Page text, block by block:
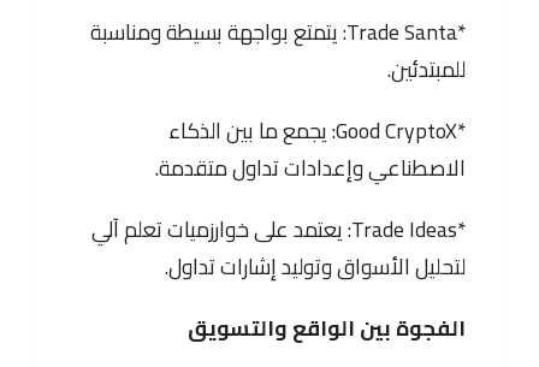
*Trade Santa: يتمتع بواجهة بسيطة ومناسبة
للمبتدئين.
*Good CryptoX: يجمع ما بين الذكاء
الاصطناعي وإعدادات تداول متقدمة.
*Trade Ideas: يعتمد على خوارزميات تعلم آلي
لتحليل الأسواق وتوليد إشارات تداول.
الفجوة بين الواقع والتسويق